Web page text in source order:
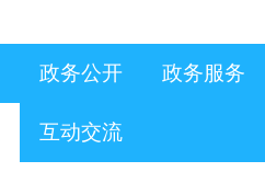
政务公开 政务服务
互动交流